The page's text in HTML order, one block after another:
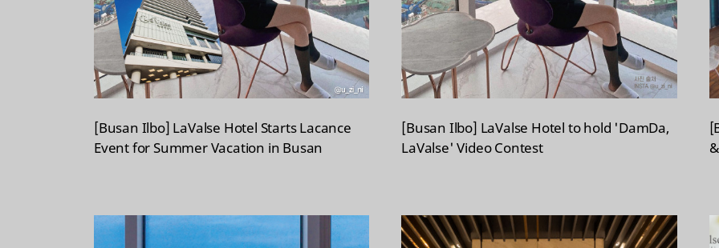
a
c
e
d
L
i
s
t
[Busan Ilbo] LaValse Hotel Starts Lacance
Event for Summer Vacation in Busan
[Busan Ilbo] LaValse Hotel to hold 'DamDa,
LaValse' Video Contest